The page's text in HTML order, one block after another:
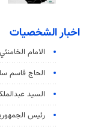
اخبار الشخصيات
الامام الخامنئي
الحاج قاسم
السید
رئيس